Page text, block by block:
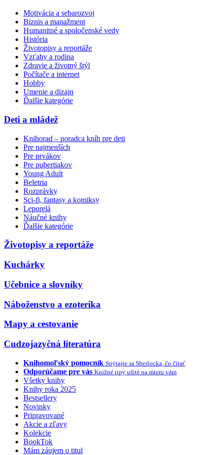
Motivácia a sebarozvoj
Biznis a manažment
Humanitné a spoločenské vedy
História
Životopisy a reportáže
Vzťahy a rodina
Zdravie a životný štýl
Počítače a internet
Hobby
Umenie a dizajn
Ďalšie kategórie
Deti a mládež
Knihorad – poradca kníh pre deti
Pre najmenších
Pre prvákov
Pre pubertiakov
Young Adult
Beletria
Rozprávky
Sci-fi, fantasy a komiksy
Leporelá
Náučné knihy
Ďalšie kategórie
Životopisy a reportáže
Kuchárky
Učebnice a slovníky
Náboženstvo a ezoterika
Mapy a cestovanie
Cudzojazyčná literatúra
Knihomoľský pomocník Spýtajte sa Sherlocka, čo čítať
Odporúčame pre vás Knižné tipy ušité na mieru vám
Všetky knihy
Knihy roka 2025
Bestsellery
Novinky
Pripravované
Akcie a zľavy
Kolekcie
BookTok
Mám záujem o titul